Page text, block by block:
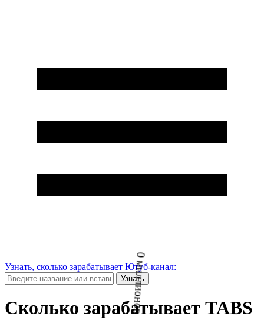
Узнать, сколько зарабатывает Ютуб-канал:
Узнать
Сколько зарабатывает TABS